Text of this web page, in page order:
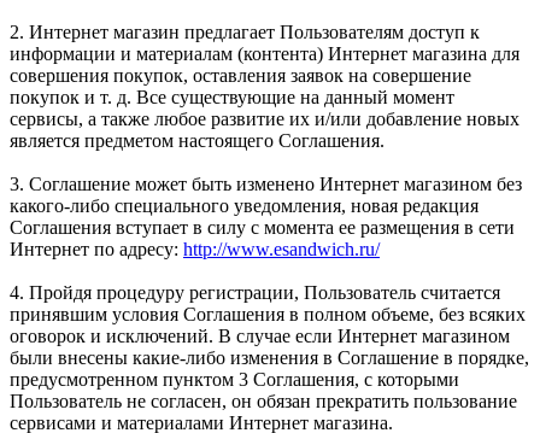
2. Интернет магазин предлагает Пользователям доступ к
информации и материалам (контента) Интернет магазина для
совершения покупок, оставления заявок на совершение
покупок и т. д. Все существующие на данный момент
сервисы, а также любое развитие их и/или добавление новых
является предметом настоящего Соглашения.
3. Соглашение может быть изменено Интернет магазином без
какого-либо специального уведомления, новая редакция
Соглашения вступает в силу с момента ее размещения в сети
Интернет по адресу: http://www.esandwich.ru/
4. Пройдя процедуру регистрации, Пользователь считается
принявшим условия Соглашения в полном объеме, без всяких
оговорок и исключений. В случае если Интернет магазином
были внесены какие-либо изменения в Соглашение в порядке,
предусмотренном пунктом 3 Соглашения, с которыми
Пользователь не согласен, он обязан прекратить пользование
сервисами и материалами Интернет магазина.